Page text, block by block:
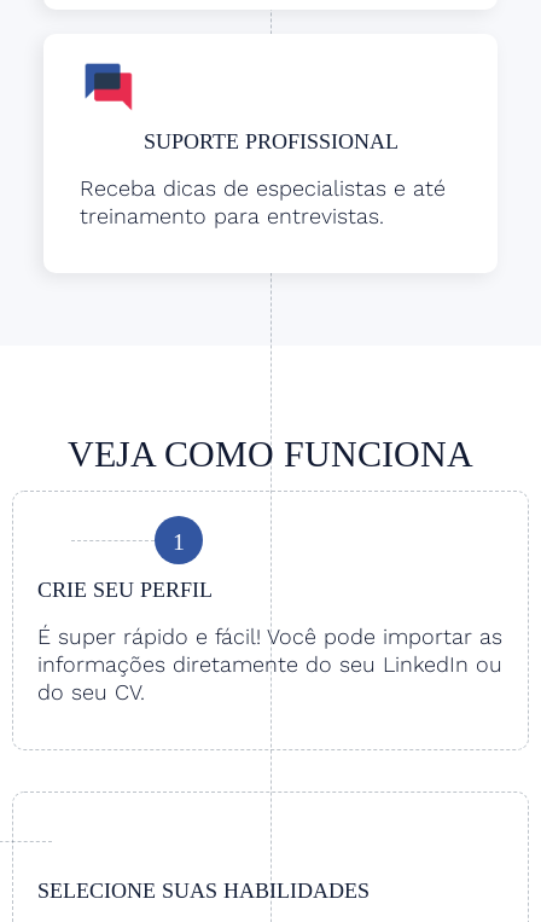
SUPORTE PROFISSIONAL
Receba dicas de especialistas e até
treinamento para entrevistas.
VEJA COMO FUNCIONA
1
CRIE SEU PERFIL
É super rápido e fácil! Você pode importar as
informações diretamente do seu LinkedIn ou
do seu CV.
SELECIONE SUAS HABILIDADES